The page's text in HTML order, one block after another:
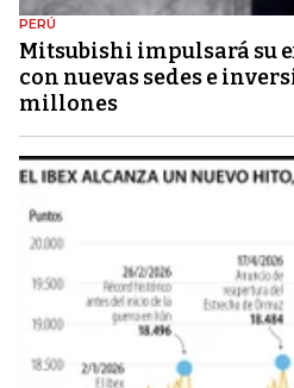
PERÚ
Mitsubishi impulsará su
con nuevas sedes e
millones